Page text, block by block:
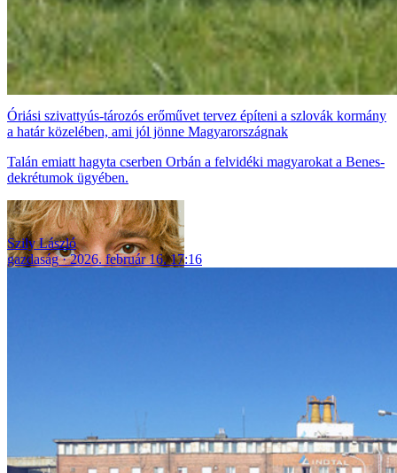
Óriási szivattyús-tározós erőművet tervez építeni a szlovák kormány
a határ közelében, ami jól jönne Magyarországnak
Talán emiatt hagyta cserben Orbán a felvidéki magyarokat a Benes-
dekrétumok ügyében.
Szily László
gazdaság
2026. február 16. 17:16